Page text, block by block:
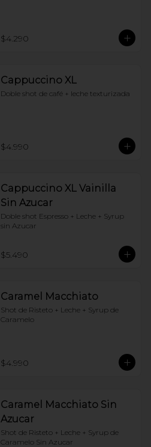
$4.290
Cappuccino XL
Doble shot de café + leche texturizada
$4.990
Cappuccino XL Vainilla
Sin Azucar
Doble shot Espresso + Leche + Syrup
sin Azucar
$5.490
Caramel Macchiato
Shot de Risteto + Leche + Syrup de
Caramelo
$4.990
Caramel Macchiato Sin
Azucar
Shot de Risteto + Leche + Syrup de
Caramelo Sin Azucar